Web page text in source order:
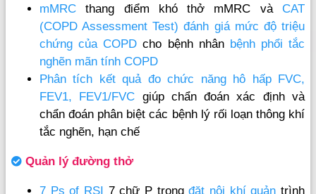
mMRC thang điểm khó thở mMRC và CAT
(COPD Assessment Test) đánh giá mức độ triệu
chứng của COPD cho bệnh nhân bệnh phổi tắc
nghẽn mãn tính COPD
Phân tích kết quả đo chức năng hô hấp FVC,
FEV1, FEV1/FVC giúp chẩn đoán xác định và
chẩn đoán phân biệt các bệnh lý rối loạn thông khí
tắc nghẽn, hạn chế
Quản lý đường thở
7 Ps of RSI 7 chữ P trongđăt nội khí quản trình